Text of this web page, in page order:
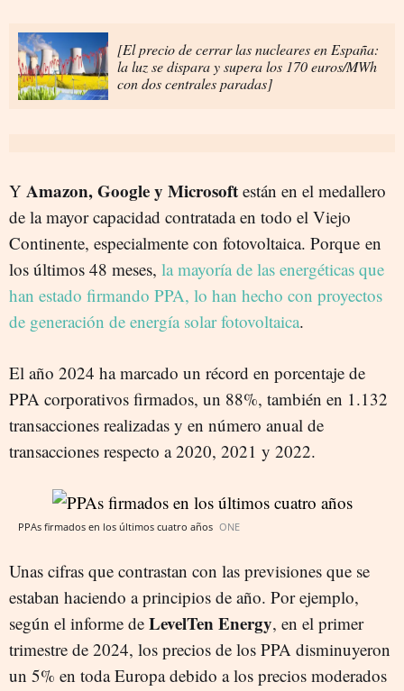
[El precio de cerrar las nucleares en España:
la luz se dispara y supera los 170 euros/MWh
con dos centrales paradas]
Y Amazon, Google y Microsoft están en el medallero
de la mayor capacidad contratada en todo el Viejo
Continente, especialmente con fotovoltaica. Porque en
los últimos 48 meses, la mayoría de las energéticas que
han estado firmando PPA, lo han hecho con proyectos
de generación de energía solar fotovoltaica.
El año 2024 ha marcado un récord en porcentaje de
PPA corporativos firmados, un 88%, también en 1.132
transacciones realizadas y en número anual de
transacciones respecto a 2020, 2021 y 2022.
PPAs firmados en los últimos cuatro años ONE
Unas cifras que contrastan con las previsiones que se
estaban haciendo a principios de año. Por ejemplo,
según el informe de LevelTen Energy, en el primer
trimestre de 2024, los precios de los PPA disminuyeron
un 5% en toda Europa debido a los precios moderados